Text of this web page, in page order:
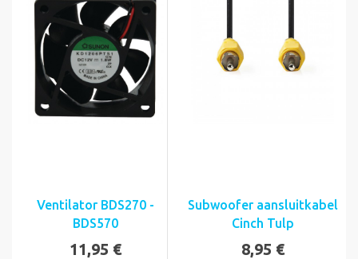
Ventilator BDS270 -
BDS570
11,95 €
Subwoofer aansluitkabel
Cinch Tulp
8,95 €